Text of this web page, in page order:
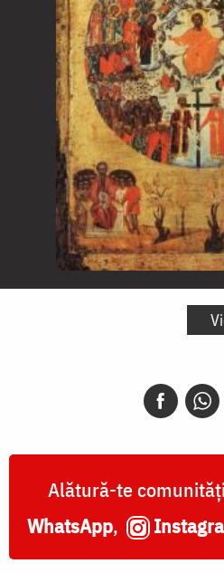
Icoana
(Muntele
zugrav
Alătură-te
WhatsApp,